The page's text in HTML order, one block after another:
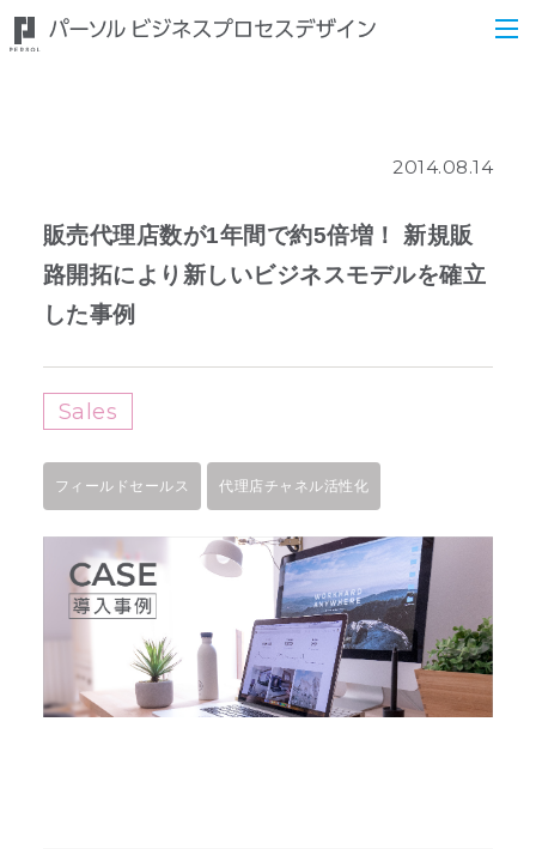
2014.08.14
販売代理店数が1年間で約5倍増！ 新規販
路開拓により新しいビジネスモデルを確立
した事例
Sales
フィールドセールス 代理店チャネル活性化